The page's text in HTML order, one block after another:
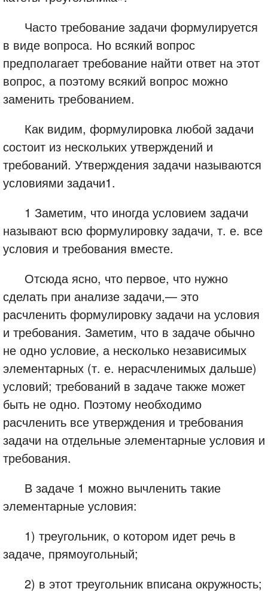
Часто требование задачи формулируется
в виде вопроса. Но всякий вопрос
предполагает требование найти ответ на этот
вопрос, а поэтому всякий вопрос можно
заменить требованием.
Как видим, формулировка любой задачи
состоит из нескольких утверждений и
требований. Утверждения задачи называются
условиями задачи1.
1 Заметим, что иногда условием задачи
называют всю формулировку задачи, т. е. все
условия и требования вместе.
Отсюда ясно, что первое, что нужно
сделать при анализе задачи,— это
расчленить формулировку задачи на условия
и требования. Заметим, что в задаче обычно
не одно условие, а несколько независимых
элементарных (т. е. нерасчленимых дальше)
условий; требований в задаче также может
быть не одно. Поэтому необходимо
расчленить все утверждения и требования
задачи на отдельные элементарные условия и
требования.
В задаче 1 можно вычленить такие
элементарные условия:
1) треугольник, о котором идет речь в
задаче, прямоугольный;
2) в этот треугольник вписана окружность;